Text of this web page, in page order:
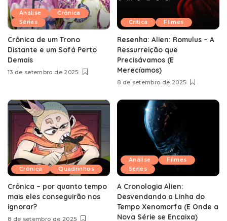
Análise
Crônica
Séries
Crônica de um Trono
Distante e um Sofá Perto
Demais
13 de setembro de 2025
Crítica Filmes
Resenha: Alien: Romulus – A
Ressurreição que
Precisávamos (E
Merecíamos)
8 de setembro de 2025
Crônica Quadrinhos
Crônica – por quanto tempo
mais eles conseguirão nos
ignorar?
8 de setembro de 2025
Análise
Filmes
Séries
A Cronologia Alien:
Desvendando a Linha do
Tempo Xenomorfa (E Onde a
Nova Série se Encaixa)